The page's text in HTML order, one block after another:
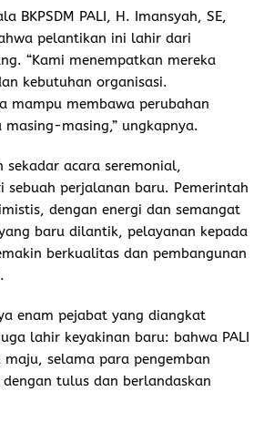
BKPSDM PALI, H. Imansyah, SE,
pelantikan ini lahir dari
“Kami menempatkan mereka
kebutuhan organisasi.
mampu membawa perubahan
masing,” ungkapnya.
sekadar acara seremonial,
sebuah perjalanan baru. Pemerintah
dengan energi dan semangat
baru dilantik, pelayanan kepada
berkualitas dan pembangunan
enam pejabat yang diangkat
lahir keyakinan baru: bahwa PALI
selama para pengemban
tulus dan berlandaskan